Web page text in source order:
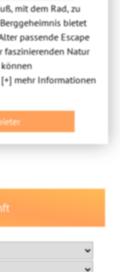
mit dem Rad, zu
bietet
passende Escape
faszinierenden Natur
[+] mehr Informationen